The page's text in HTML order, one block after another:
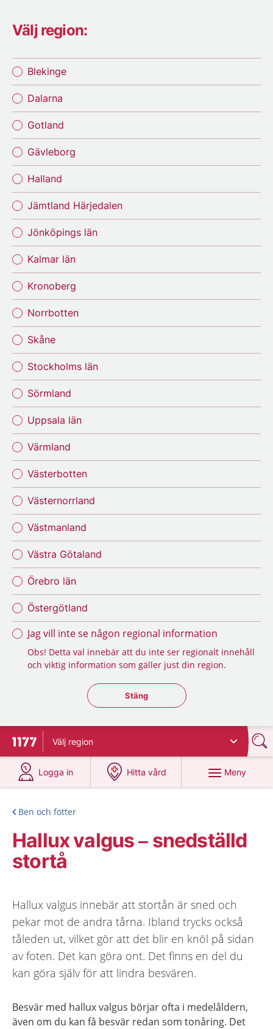
Välj region:
Blekinge
Dalarna
Gotland
Gävleborg
Halland
Jämtland Härjedalen
Jönköpings län
Kalmar län
Kronoberg
Norrbotten
Skåne
Stockholms län
Sörmland
Uppsala län
Värmland
Västerbotten
Västernorrland
Västmanland
Västra Götaland
Örebro län
Östergötland
Jag vill inte se någon regional information
Obs! Detta val innebär att du inte ser regionalt innehåll
och viktig information som gäller just din region.
Stäng regionsväljaren
Stäng
Till startsidan för 1177
Välj region
Logga in
på 1177.se
Hitta vård
på 1177.se
Meny
Ben och fötter
Hallux valgus – snedställd
stortå
Hallux valgus innebär att stortån är sned och
pekar mot de andra tårna. Ibland trycks också
tåleden ut, vilket gör att det blir en knöl på sidan
av foten. Det kan göra ont. Det finns en del du
kan göra själv för att lindra besvären.
Besvär med hallux valgus börjar ofta i medelåldern,
även om du kan få besvär redan som tonåring. Det